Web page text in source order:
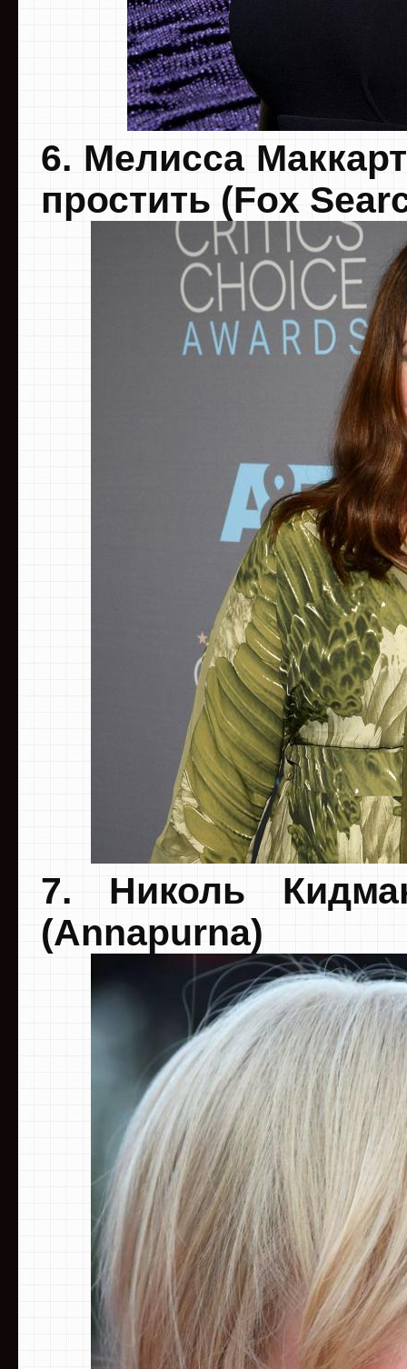
6. Мелисса
простить (Fox
7. Николь
(Annapurna)